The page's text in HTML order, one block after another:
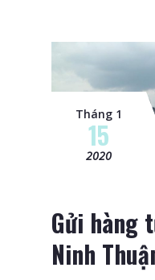
Tháng 1
15
2020
Gửi hàng
Ninh